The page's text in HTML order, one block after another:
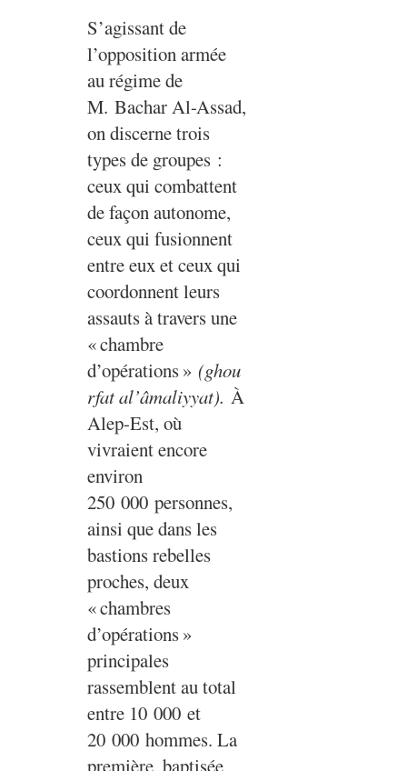
S’agissant de
l’opposition armée
au régime de
M. Bachar Al-Assad,
on discerne trois
types de groupes :
ceux qui combattent
de façon autonome,
ceux qui fusionnent
entre eux et ceux qui
coordonnent leurs
assauts à travers une
«chambre
d’opérations» (ghou
rfat al’âmaliyyat). À
Alep-Est, où
vivraient encore
environ
250 000 personnes,
ainsi que dans les
bastions rebelles
proches, deux
«chambres
d’opérations»
principales
rassemblent au total
entre 10 000 et
20 000 hommes. La
première, baptisée